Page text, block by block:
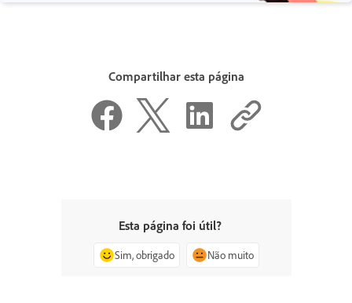
Compartilhar esta página
Esta página foi útil?
Sim, obrigado Não muito